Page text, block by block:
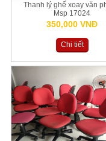
Thanh lý ghế xoay văn
Msp 17024
350,000 VNĐ
Chi tiết